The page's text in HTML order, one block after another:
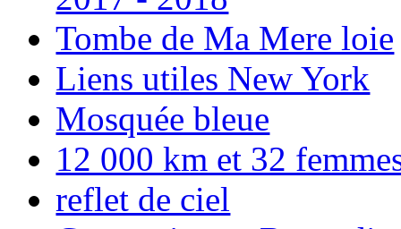
Tombe de Ma Mere loie
Liens utiles New York
Mosquée bleue
12 000 km et 32
reflet de ciel